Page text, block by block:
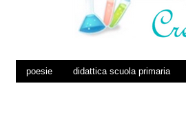
poesie didattica scuola primaria